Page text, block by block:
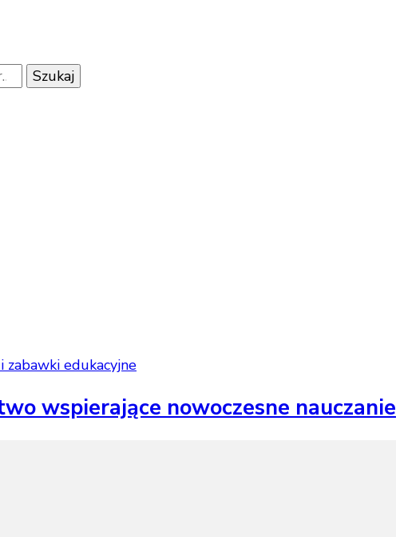
zabawki edukacyjne
wspierające nowoczesne nauczanie